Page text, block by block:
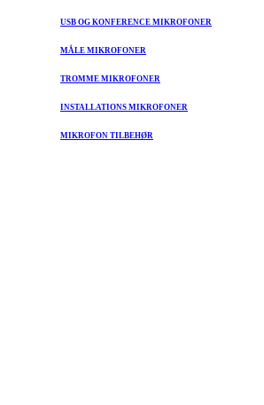
USB OG KONFERENCE MIKROFONER
MÅLE MIKROFONER
TROMME MIKROFONER
INSTALLATIONS MIKROFONER
MIKROFON TILBEHØR